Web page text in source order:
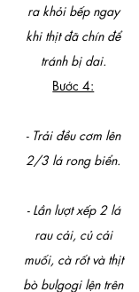
ra khỏi bếp ngay
khi thịt đã chín để
tránh bị dai.
Bước 4:
- Trải đều cơm lên
2/3 lá rong biển.
- Lần lượt xếp 2 lá
rau cải, củ cải
muối, cà rốt và thịt
bò bulgogi lện trên